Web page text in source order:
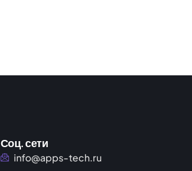
Соц. сети
info@apps-tech.ru